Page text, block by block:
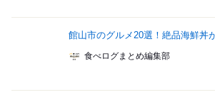
館山市のグルメ20選！絶品海鮮丼
食べログまとめ編集部